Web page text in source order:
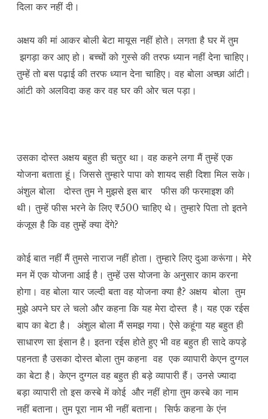
दिला कर नहीं दी।
अक्षय की मां आकर बोली बेटा मायूस नहीं होते। लगता है घर में तुम
झगड़ा कर आए हो। बच्चों को गुस्से की तरफ ध्यान नहीं देना चाहिए।
तुम्हें तो बस पढ़ाई की तरफ ध्यान देना चाहिए। वह बोला अच्छा आंटी।
आंटी को अलविदा कह कर वह घर की ओर चल पड़ा।
उसका दोस्त अक्षय बहुत ही चतुर था। वह कहने लगा मैं तुम्हें एक
योजना बताता हूं। जिससे तुम्हारे पापा को शायद सही दिशा मिल सके।
अंशुल बोला दोस्त तुम ने मुझसे इस बार फीस की फरमाइश की
थी। तुम्हें फीस भरने के लिए ₹500 चाहिए थे। तुम्हारे पिता तो इतने
कंजूस है कि वह तुम्हें क्या देंगे?
कोई बात नहीं मैं तुमसे नाराज नहीं होता। तुम्हारे लिए दुआ करूंगा। मेरे
मन में एक योजना आई है। तुम्हें उस योजना के अनुसार काम करना
होगा। वह बोला यार जल्दी बता वह योजना क्या है? अक्षय बोला तुम
मुझे अपने घर ले चलो और कहना कि यह मेरा दोस्त है। यह एक रईस
बाप का बेटा है। अंशुल बोला मैं समझ गया। ऐसे कहूंगा यह बहुत ही
साधारण सा इंसान है। इतना रईस होते हुए भी वह बहुत ही सादे कपड़े
पहनता है उसका दोस्त बोला तुम कहना वह एक व्यापारी केएन दुग्गल
का बेटा है। केएन दुग्गल वह बहुत ही बड़े व्यापारी हैं। उनसे ज्यादा
बड़ा व्यापारी तो इस कस्बे में कोई और नहीं होगा तुम कस्बे का नाम
नहीं बताना। तुम पूरा नाम भी नहीं बताना। सिर्फ कहना के एंन